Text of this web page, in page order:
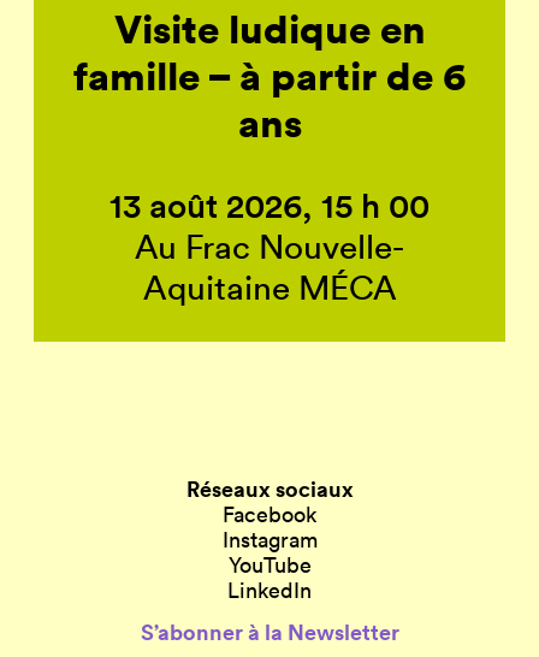
Visite ludique en
famille – à partir de 6
ans
13 août 2026, 15 h 00
Au Frac Nouvelle-
Aquitaine MÉCA
Réseaux sociaux
Facebook
Instagram
YouTube
LinkedIn
S’abonner à la Newsletter